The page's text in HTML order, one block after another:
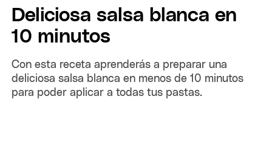
Deliciosa salsa blanca en
10 minutos
Con esta receta aprenderás a preparar una
deliciosa salsa blanca en menos de 10 minutos
para poder aplicar a todas tus pastas.